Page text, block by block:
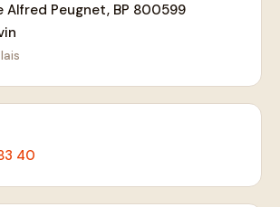
Alfred Peugnet, BP 800599
40